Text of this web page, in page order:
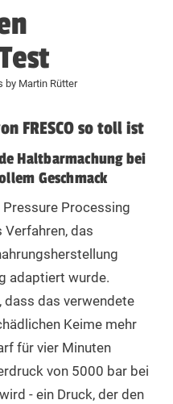
Keine Angabe
0%
33,3%
33,3%
Keine Angabe
2,6%
6,4% 2,5%
by Martin Rütter
FRESCO so toll ist
Haltbarmachung bei
Geschmack
Pressure Processing
das
adaptiert wurde.
dass das verwendete
Keime mehr
für vier Minuten
von 5000 bar bei
- ein Druck, der den